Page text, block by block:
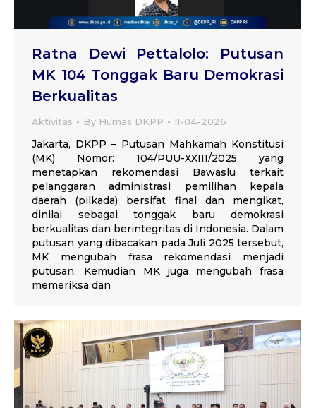
Ratna Dewi Pettalolo: Putusan
MK 104 Tonggak Baru Demokrasi
Berkualitas
Aktivitas By Humas DKPP 11-04-2026
Jakarta, DKPP – Putusan Mahkamah Konstitusi
(MK) Nomor: 104/PUU-XXIII/2025 yang
menetapkan rekomendasi Bawaslu terkait
pelanggaran administrasi pemilihan kepala
daerah (pilkada) bersifat final dan mengikat,
dinilai sebagai tonggak baru demokrasi
berkualitas dan berintegritas di Indonesia. Dalam
putusan yang dibacakan pada Juli 2025 tersebut,
MK mengubah frasa rekomendasi menjadi
putusan. Kemudian MK juga mengubah frasa
memeriksa dan